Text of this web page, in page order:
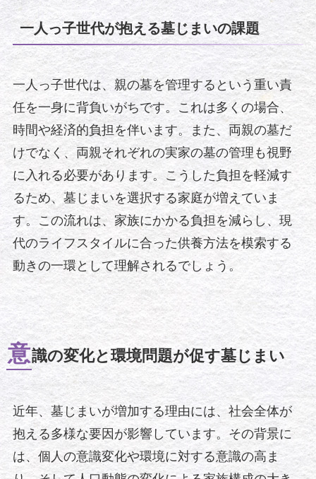
一人っ子世代が抱える墓じまいの課題
一人っ子世代は、親の墓を管理するという重い責
任を一身に背負いがちです。これは多くの場合、
時間や経済的負担を伴います。また、両親の墓だ
けでなく、両親それぞれの実家の墓の管理も視野
に入れる必要があります。こうした負担を軽減す
るため、墓じまいを選択する家庭が増えていま
す。この流れは、家族にかかる負担を減らし、現
代のライフスタイルに合った供養方法を模索する
動きの一環として理解されるでしょう。
意識の変化と環境問題が促す墓じまい
近年、墓じまいが増加する理由には、社会全体が
抱える多様な要因が影響しています。その背景に
は、個人の意識変化や環境に対する意識の高ま